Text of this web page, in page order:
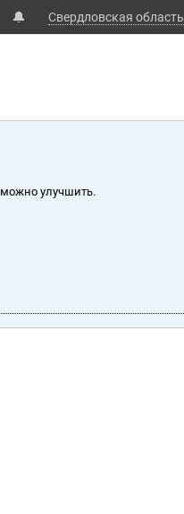
🔔 Свердловская область
можно улучшить.